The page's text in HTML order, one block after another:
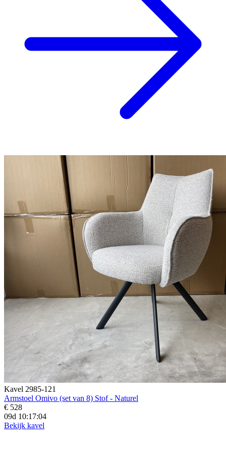
Kavel 2985-121
Armstoel Omivo (set van 8) Stof - Naturel
€ 528
09d 10:17:02
Bekijk kavel